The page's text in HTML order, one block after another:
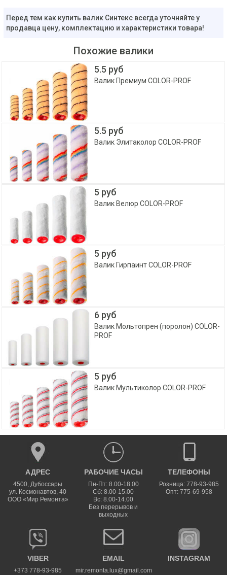
Перед тем как купить валик Синтекс всегда уточняйте у
продавца цену, комплектацию и характеристики товара!
Похожие валики
5.5 руб
Валик Премиум COLOR-PROF
5.5 руб
Валик Элитаколор COLOR-PROF
5 руб
Валик Велюр COLOR-PROF
5 руб
Валик Гирпаинт COLOR-PROF
6 руб
Валик Мольтопрен (поролон) COLOR-
PROF
5 руб
Валик Мультиколор COLOR-PROF
АДРЕС
4500,Дубоссары
ул. Космонавтов, 40
ООО «Мир Ремонта»
РАБОЧИЕ ЧАСЫ
Пн-Пт: 8.00-18.00
Сб: 8.00-15.00
Вс: 8.00-14.00
Без перерывов и
выходных
ТЕЛЕФОНЫ
Розница: 778-93-985
Опт: 775-69-958
VIBER
+373 778-93-985
EMAIL
mir.remonta.lux@gmail.com
INSTAGRAM